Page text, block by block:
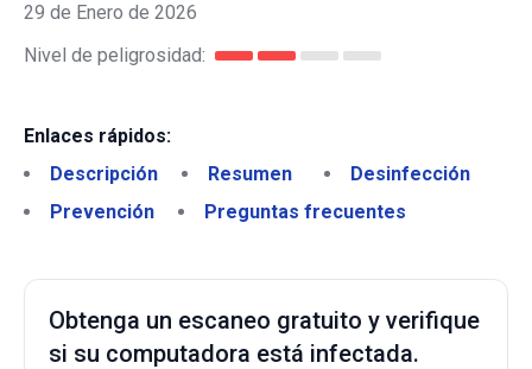
29 de Enero de 2026
Nivel de peligrosidad:
Enlaces rápidos:
Descripción
Resumen
Desinfección
Prevención
Preguntas frecuentes
Obtenga un escaneo gratuito y verifique
si su computadora está infectada.